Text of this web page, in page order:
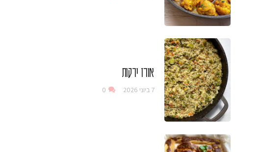
אורז ירקות
7 ביוני 2026 0